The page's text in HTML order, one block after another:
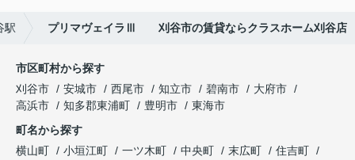
駅 プリマヴェイラⅢ 刈谷市の賃貸ならクラスホーム刈谷店
市区町村から探す
刈谷市
安城市 西尾市 知立市 碧南市
大府市
高浜市
知多郡東浦町 豊明市
東海市
町名から探す
横山町
小垣江町 一ツ木町 中央町 末広町
住吉町